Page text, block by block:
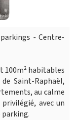
- Centre-
100m² habitables
Saint-Raphaël,
au calme
avec un
parking.